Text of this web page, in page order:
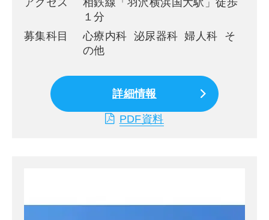
アクセス
相鉄線「羽沢横浜国大駅」徒歩
１分
募集科目
心療内科 泌尿器科 婦人科 そ
の他
詳細情報
PDF資料